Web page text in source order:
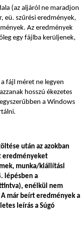
(az aljáról ne maradjon
eü. szűrési eredmények,
Az eredmények
egy fájlba kerüljenek,
fájl méret ne legyen
hosszú ékezetes
a Windows
után az azokban
eredményeket
munka/kiállítási
lépésben a
enélkül nem
már beírt eredmények a
leírás a Súgó